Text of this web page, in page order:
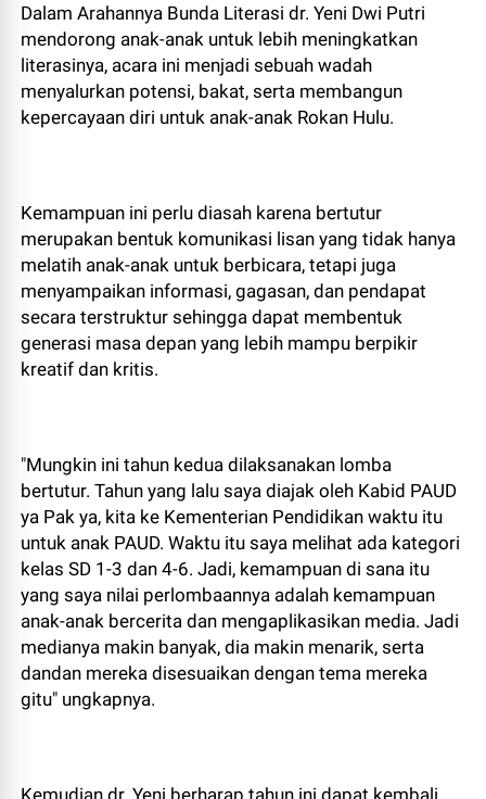
Dalam Arahannya Bunda Literasi dr. Yeni Dwi Putri
mendorong anak-anak untuk lebih meningkatkan
literasinya, acara ini menjadi sebuah wadah
menyalurkan potensi, bakat, serta membangun
kepercayaan diri untuk anak-anak Rokan Hulu.
Kemampuan ini perlu diasah karena bertutur
merupakan bentuk komunikasi lisan yang tidak hanya
melatih anak-anak untuk berbicara, tetapi juga
menyampaikan informasi, gagasan, dan pendapat
secara terstruktur sehingga dapat membentuk
generasi masa depan yang lebih mampu berpikir
kreatif dan kritis.
"Mungkin ini tahun kedua dilaksanakan lomba
bertutur. Tahun yang lalu saya diajak oleh Kabid PAUD
ya Pak ya, kita ke Kementerian Pendidikan waktu itu
untuk anak PAUD. Waktu itu saya melihat ada kategori
kelas SD 1-3 dan 4-6. Jadi, kemampuan di sana itu
yang saya nilai perlombaannya adalah kemampuan
anak-anak bercerita dan mengaplikasikan media. Jadi
medianya makin banyak, dia makin menarik, serta
dandan mereka disesuaikan dengan tema mereka
gitu" ungkapnya.
Kemudian dr. Yeni berharap tahun ini dapat kembali